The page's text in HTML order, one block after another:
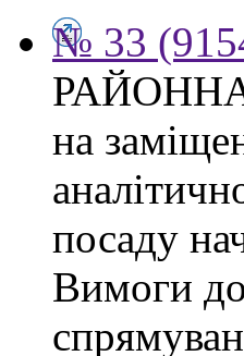
№ 33
на
посаду
Вимоги до